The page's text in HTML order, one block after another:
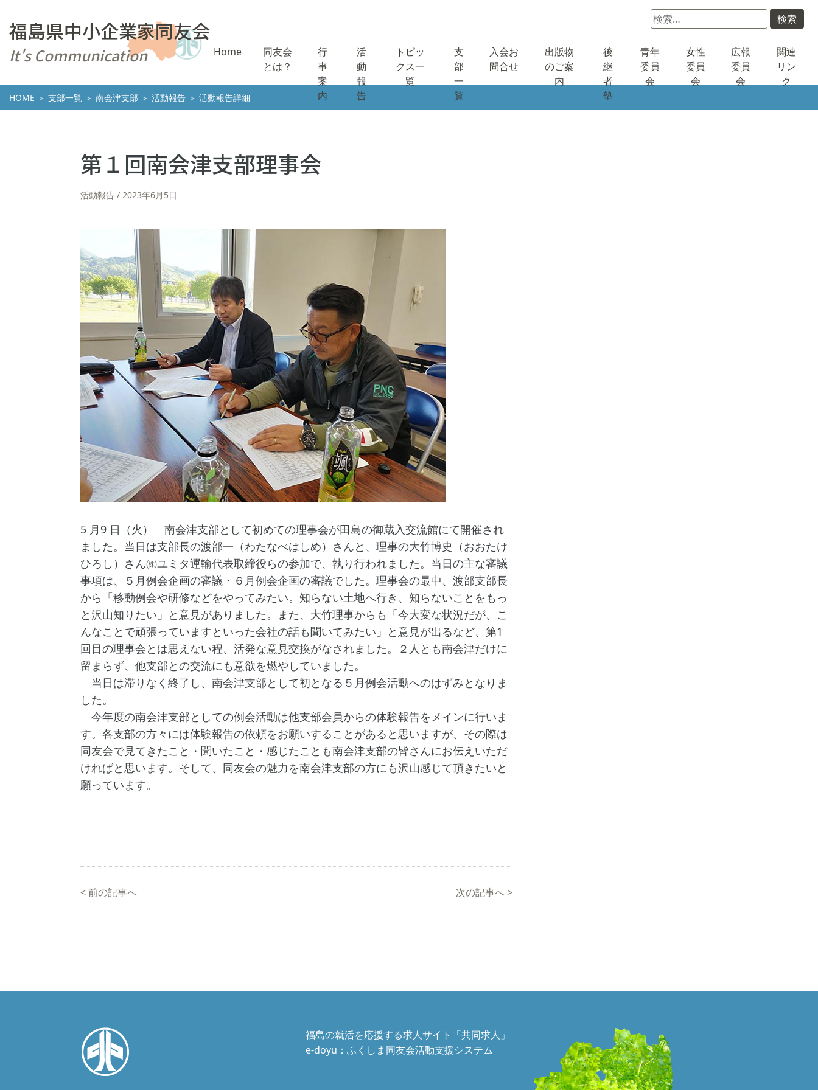
福島県中小企業家同友会
It's Communication Home
同友会
とは？
行
事
案
内
活
動
報
告
トピッ
クス一
覧
支
部
一
覧
入会お
問合せ
出版物
のご案
内
後
継
者
塾
青年
委員
会
女性
委員
会
広報
委員
会
関連
リン
ク
検
索:
HOME ＞ 支部一覧 ＞ 南会津支部 ＞ 活動報告 ＞ 活動報告詳細
第１回南会津支部理事会
活動報告 2023年6月5日
5 月9 日（火） 南会津支部として初めての理事会が田島の御蔵入交流館にて開催され
ました。当日は支部長の渡部一（わたなべはしめ）さんと、理事の大竹博史（おおたけ
ひろし）さん㈱ユミタ運輸代表取締役らの参加で、執り行われました。当日の主な審議
事項は、５月例会企画の審議・６月例会企画の審議でした。理事会の最中、渡部支部長
から「移動例会や研修などをやってみたい。知らない土地へ行き、知らないことをもっ
と沢山知りたい」と意見がありました。また、大竹理事からも「今大変な状況だが、こ
んなことで頑張っていますといった会社の話も聞いてみたい」と意見が出るなど、第1
回目の理事会とは思えない程、活発な意見交換がなされました。２人とも南会津だけに
留まらず、他支部との交流にも意欲を燃やしていました。
当日は滞りなく終了し、南会津支部として初となる５月例会活動へのはずみとなりま
した。
今年度の南会津支部としての例会活動は他支部会員からの体験報告をメインに行いま
す。各支部の方々には体験報告の依頼をお願いすることがあると思いますが、その際は
同友会で見てきたこと・聞いたこと・感じたことも南会津支部の皆さんにお伝えいただ
ければと思います。そして、同友会の魅力を南会津支部の方にも沢山感じて頂きたいと
願っています。
<前の記事へ 次の記事へ>
福島の就活を応援する求人サイト「共同求人」
e-doyu：ふくしま同友会活動支援システム